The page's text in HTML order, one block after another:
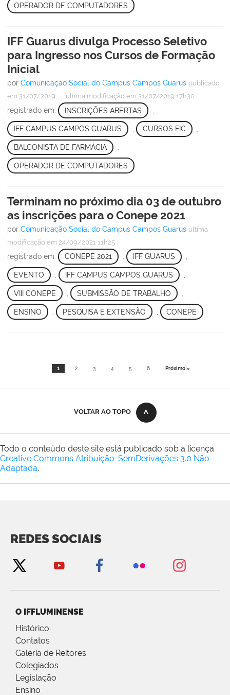
OPERADOR DE COMPUTADORES
IFF Guarus divulga Processo Seletivo
para Ingresso nos Cursos de Formação
Inicial
por Comunicação Social do Campus Campos Guarus publicado
em 31/07/2019 — última modificação em 31/07/2019 17h30
registrado em: INSCRIÇÕES ABERTAS
IFF CAMPUS CAMPOS GUARUS , CURSOS FIC ,
BALCONISTA DE FARMÁCIA
OPERADOR DE COMPUTADORES
Terminam no próximo dia 03 de outubro
as inscrições para o Conepe 2021
por Comunicação Social do Campus Campos Guarus última
modificação em 24/09/2021 11h25
registrado em: CONEPE 2021 , IFF GUARUS ,
EVENTO IFF CAMPUS CAMPOS GUARUS
VIII CONEPE SUBMISSÃO DE TRABALHO
ENSINO PESQUISA E EXTENSÃO CONEPE
1 2 3 4 5 6 Próximo »
VOLTAR AO TOPO
Todo o conteúdo deste site está publicado sob a licença
Creative Commons Atribuição-SemDerivações 3.0 Não
Adaptada.
REDES SOCIAIS
O IFFLUMINENSE
Histórico
Contatos
Galeria de Reitores
Colegiados
Legislação
Ensino